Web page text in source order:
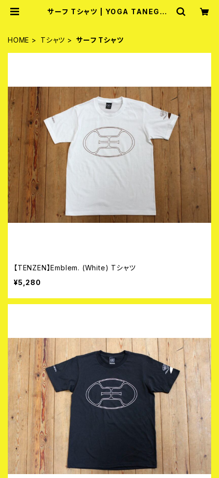
サーフ Tシャツ | YOGA TANEGAS
HOME Tシャツ サーフ Tシャツ
【TENZEN】Emblem. (White) Tシャツ
¥5,280